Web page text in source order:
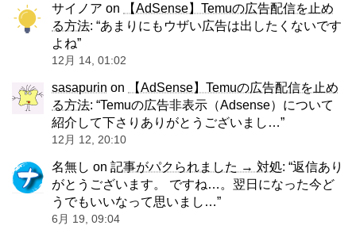
サイノア on
【AdSense】Temuの広告配信を止め
る方法: “あまりにもウザい広告は出したくないです
よね”
12月 14, 01:02
sasapurin on
【AdSense】Temuの広告配信を止め
る方法: “Temuの広告非表示（Adsense）について
紹介して下さりありがとうございまし…”
12月 12, 20:10
名無し on 記事がパクられました → 対処: “返信あり
がとうございます。 ですね…。翌日になった今ど
うでもいいなって思いまし…”
6月 19, 09:04